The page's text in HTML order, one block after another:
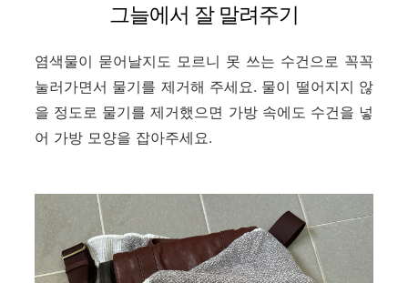
그늘에서 잘 말려주기
염색물이 묻어날지도 모르니 못 쓰는 수건으로 꼭꼭
눌러가면서 물기를 제거해 주세요. 물이 떨어지지 않
을 정도로 물기를 제거했으면 가방 속에도 수건을 넣
어 가방 모양을 잡아주세요.